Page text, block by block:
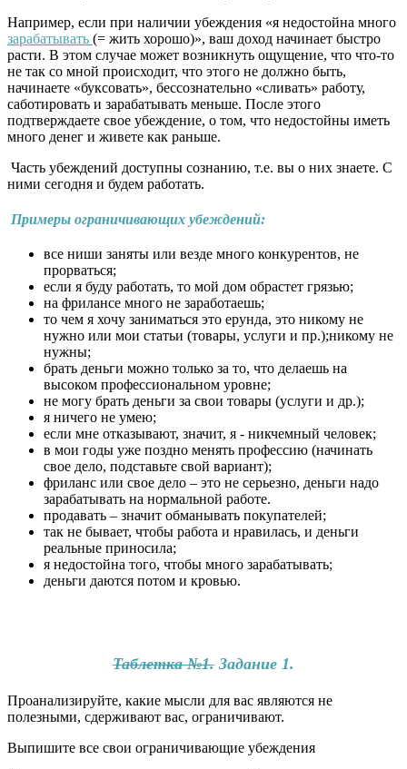
Например, если при наличии убеждения «я недостойна много
зарабатывать (= жить хорошо)», ваш доход начинает быстро
расти. В этом случае может возникнуть ощущение, что что-то
не так со мной происходит, что этого не должно быть,
начинаете «буксовать», бессознательно «сливать» работу,
саботировать и зарабатывать меньше. После этого
подтверждаете свое убеждение, о том, что недостойны иметь
много денег и живете как раньше.
Часть убеждений доступны сознанию, т.е. вы о них знаете. С
ними сегодня и будем работать.
Примеры ограничивающих убеждений:
все ниши заняты или везде много конкурентов, не
прорваться;
если я буду работать, то мой дом обрастет грязью;
на фрилансе много не заработаешь;
то чем я хочу заниматься это ерунда, это никому не
нужно или мои статьи (товары, услуги и пр.);никому не
нужны;
брать деньги можно только за то, что делаешь на
высоком профессиональном уровне;
не могу брать деньги за свои товары (услуги и др.);
я ничего не умею;
если мне отказывают, значит, я - никчемный человек;
в мои годы уже поздно менять профессию (начинать
свое дело, подставьте свой вариант);
фриланс или свое дело – это не серьезно, деньги надо
зарабатывать на нормальной работе.
продавать – значит обманывать покупателей;
так не бывает, чтобы работа и нравилась, и деньги
реальные приносила;
я недостойна того, чтобы много зарабатывать;
деньги даются потом и кровью.
Таблетка №1. Задание 1.
Проанализируйте, какие мысли для вас являются не
полезными, сдерживают вас, ограничивают.
Выпишите все свои ограничивающие убеждения